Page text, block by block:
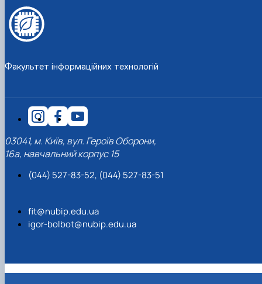
Факультет інформаційних технологій
03041, м. Київ, вул. Героїв Оборони,
16а, навчальний корпус 15
(044) 527-83-52, (044) 527-83-51
fit@nubip.edu.ua
igor-bolbot@nubip.edu.ua